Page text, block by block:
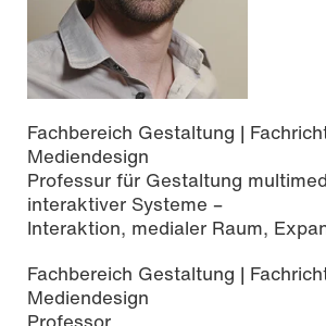
Fachbereich Gestaltung |
Mediendesign
Professur für Gestaltung
interaktiver Systeme –
Interaktion, medialer Raum,
Fachbereich Gestaltung |
Mediendesign